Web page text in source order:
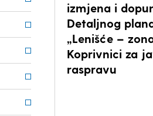
izmjena i
Detaljnog
„Lenišće –
Koprivnici za
raspravu